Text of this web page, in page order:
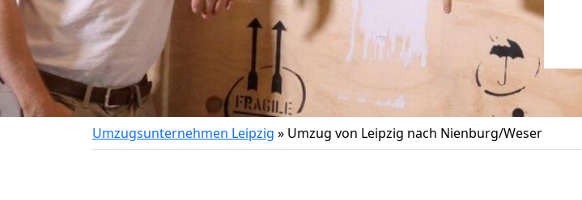
Umzugsunternehmen Leipzig » Umzug von Leipzig nach Nienburg/Weser